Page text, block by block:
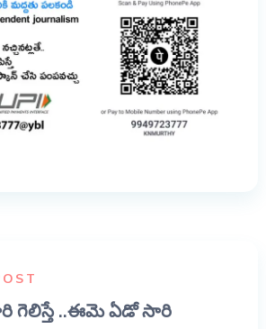
..ఈమె ఏడో సారి